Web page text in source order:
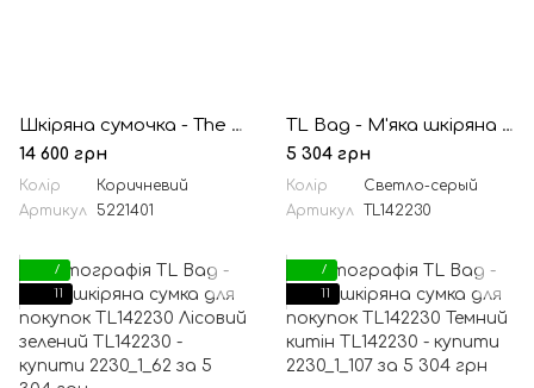
Шкіряна сумочка - The Betrothed - коричнева Time Resistance 5221401
14 600 грн
Колір
Коричневий
Артикул
5221401
TL Bag - М'яка шкіряна сумка для покупок TL142230 Світло -сірий
5 304 грн
Колір
Светло-серый
Артикул
TL142230
7
11
7
11